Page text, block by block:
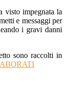
visto impegnata la
e messaggi per
i gravi danni
sono raccolti in